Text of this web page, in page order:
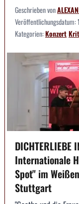
Geschrieben von
Veröffentlichungsdatum:
Kategorien:Konzert
DICHTERLIEBE
Internationale
Spot" im
Stuttgart